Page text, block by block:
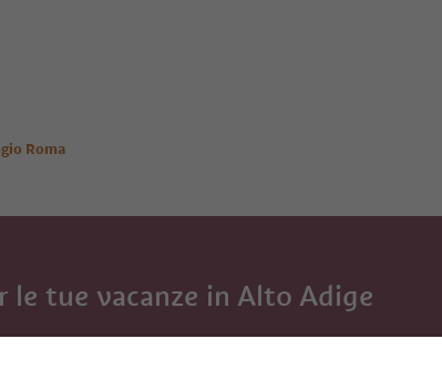
Roma
le tue vacanze in Alto Adige
Adige ricevi consigli per le tue vacanze,